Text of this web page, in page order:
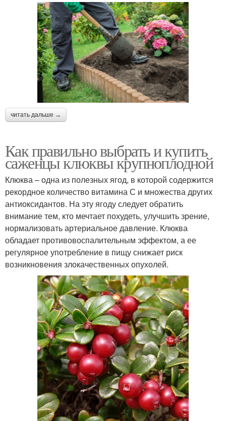
читать дальше →
Как правильно выбрать и купить
саженцы клюквы крупноплодной
Клюква – одна из полезных ягод, в которой содержится
рекордное количество витамина С и множества других
антиоксидантов. На эту ягоду следует обратить
внимание тем, кто мечтает похудеть, улучшить зрение,
нормализовать артериальное давление. Клюква
обладает противовоспалительным эффектом, а ее
регулярное употребление в пищу снижает риск
возникновения злокачественных опухолей.